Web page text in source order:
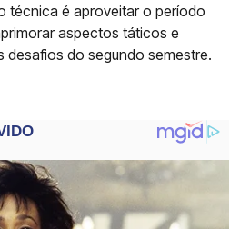
técnica é aproveitar o período
aspectos táticos e
desafios do segundo semestre.